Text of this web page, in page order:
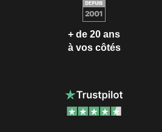
+ de 20 ans
à vos côtés